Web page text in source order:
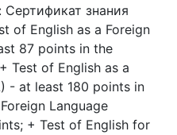
Сертификат знания
of English as a Foreign
87 points in the
Test of English as a
- at least 180 points in
Language
+ Test of English for